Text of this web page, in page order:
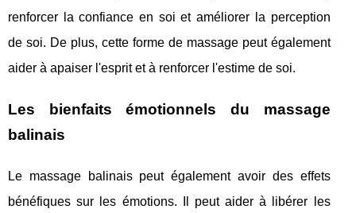
renforcer la confiance en soi et améliorer la perception
de soi. De plus, cette forme de massage peut également
aider à apaiser l'esprit et à renforcer l'estime de soi.
Les bienfaits émotionnels du massage
balinais
Le massage balinais peut également avoir des effets
bénéfiques sur les émotions. Il peut aider à libérer les